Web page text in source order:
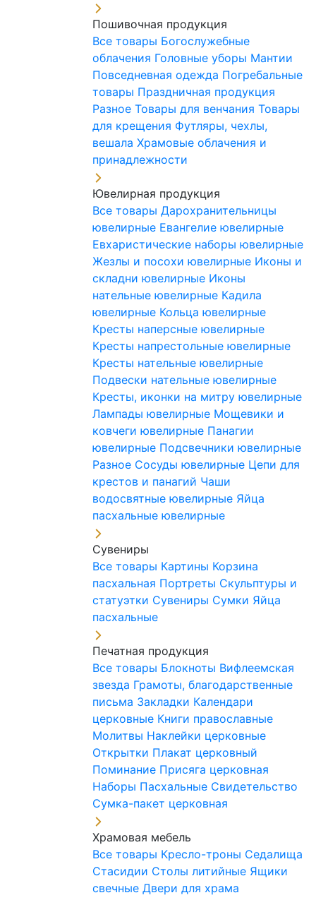
Пошивочная продукция
Все товары Богослужебные
облачения Головные уборы Мантии
Повседневная одежда Погребальные
товары Праздничная продукция
Разное Товары для венчания Товары
для крещения Футляры, чехлы,
вешала Храмовые облачения и
принадлежности
Ювелирная продукция
Все товары Дарохранительницы
ювелирные Евангелие ювелирные
Евхаристические наборы ювелирные
Жезлы и посохи ювелирные Иконы и
складни ювелирные Иконы
нательные ювелирные Кадила
ювелирные Кольца ювелирные
Кресты наперсные ювелирные
Кресты напрестольные ювелирные
Кресты нательные ювелирные
Подвески нательные ювелирные
Кресты, иконки на митру ювелирные
Лампады ювелирные Мощевики и
ковчеги ювелирные Панагии
ювелирные Подсвечники ювелирные
Разное Сосуды ювелирные Цепи для
крестов и панагий Чаши
водосвятные ювелирные Яйца
пасхальные ювелирные
Сувениры
Все товары Картины Корзина
пасхальная Портреты Скульптуры и
статуэтки Сувениры Сумки Яйца
пасхальные
Печатная продукция
Все товары Блокноты Вифлеемская
звезда Грамоты, благодарственные
письма Закладки Календари
церковные Книги православные
Молитвы Наклейки церковные
Открытки Плакат церковный
Поминание Присяга церковная
Наборы Пасхальные Свидетельство
Сумка-пакет церковная
Храмовая мебель
Все товары Кресло-троны Седалища
Стасидии Столы литийные Ящики
свечные Двери для храма